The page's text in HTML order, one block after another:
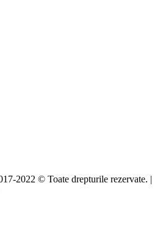
2022 © Toate drepturile rezervate. |